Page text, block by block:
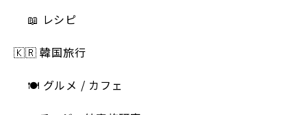
📖 レシピ
🇰🇷 韓国旅行
🍽 グルメ / カフェ